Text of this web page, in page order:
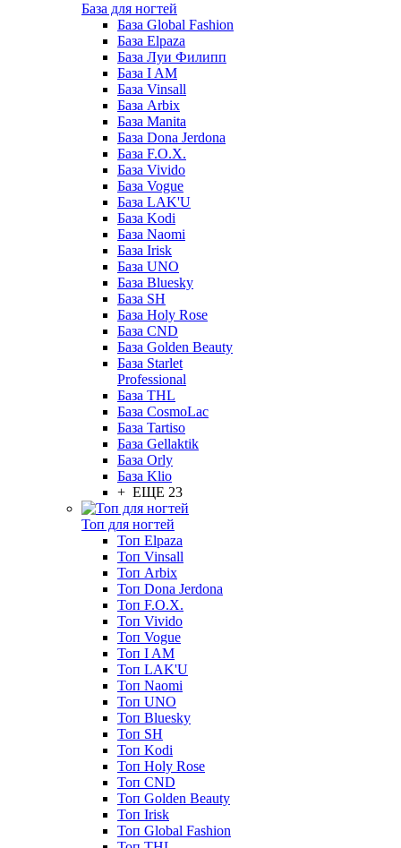
База для ногтей
База Global Fashion
База Elpaza
База Луи Филипп
База I AM
База Vinsall
База Arbix
База Manita
База Dona Jerdona
База F.O.X.
База Vivido
База Vogue
База LAK'U
База Kodi
База Naomi
База Irisk
База UNO
База Bluesky
База SH
База Holy Rose
База CND
База Golden Beauty
База Starlet
Professional
База THL
База CosmoLac
База Tartiso
База Gellaktik
База Orly
База Klio
+ ЕЩЕ 23
Топ для ногтей
Топ Elpaza
Топ Vinsall
Топ Arbix
Топ Dona Jerdona
Топ F.O.X.
Топ Vivido
Топ Vogue
Топ I AM
Топ LAK'U
Топ Naomi
Топ UNO
Топ Bluesky
Топ SH
Топ Kodi
Топ Holy Rose
Топ CND
Топ Golden Beauty
Топ Irisk
Топ Global Fashion